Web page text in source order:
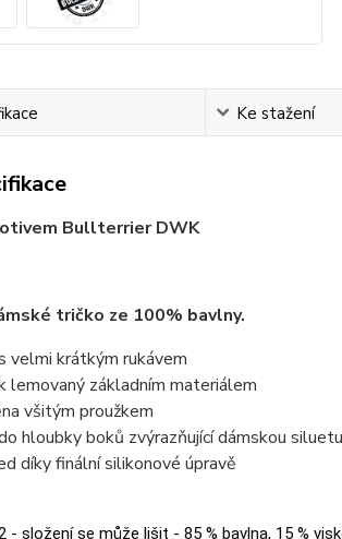
Ke stažení
Bullterrier DWK
tričko ze 100% bavlny.
velmi krátkým rukávem
lemovaný základním materiálem
všitým proužkem
hloubky boků zvýrazňující dámskou siluetu
díky finální silikonové úpravě
- složení se může lišit - 85 % bavlna, 15 %